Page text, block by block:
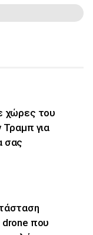
χώρες του
Τραμπ για
σας
drone που